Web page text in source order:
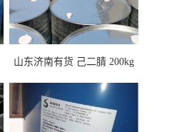
山东济南有货 己二腈 200kg